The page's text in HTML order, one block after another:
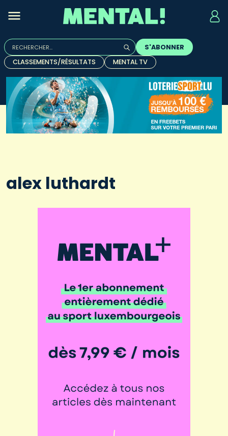
Rechercher :
Quand les résultats de l'auto-complétion sont
S'ABONNER
CLASSEMENTS/RÉSULTATS
MENTAL TV
alex luthardt